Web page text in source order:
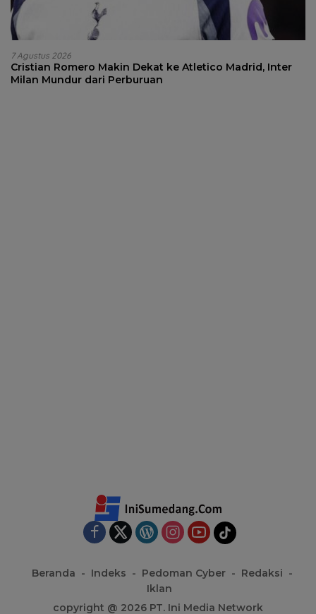
7 Agustus 2026
Cristian Romero Makin Dekat ke Atletico Madrid, Inter
Milan Mundur dari Perburuan
Beranda Indeks Pedoman Cyber
Redaksi
Iklan
copyright @ 2026 PT. Ini Media Network